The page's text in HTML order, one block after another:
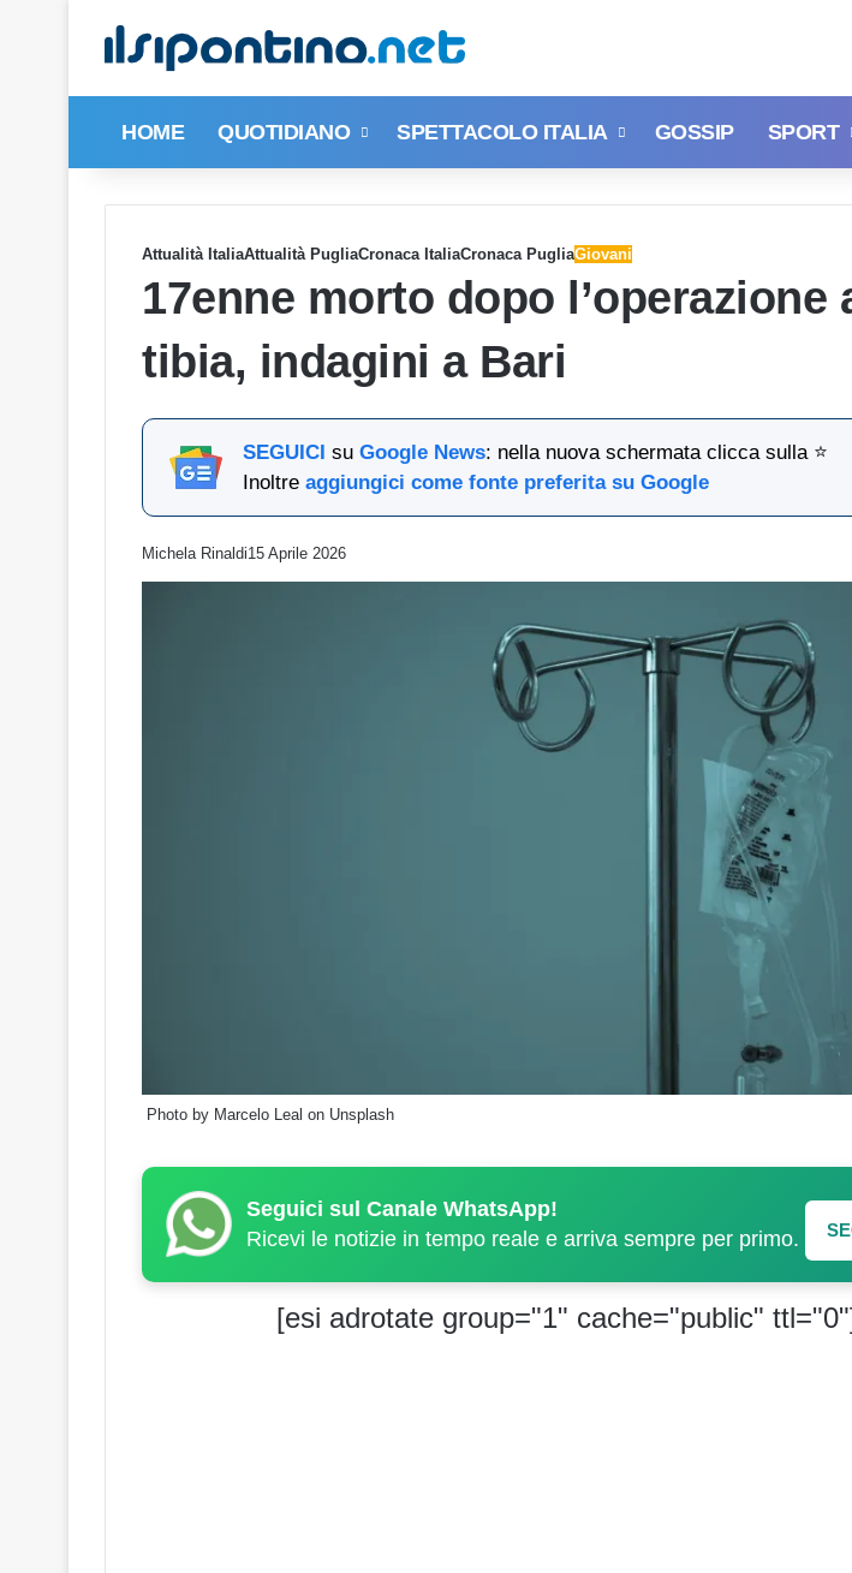
HOME QUOTIDIANO SPETTACOLO ITALIA GOSSIP SPORT
Attualità ItaliaAttualità PugliaCronaca ItaliaCronaca PugliaGiovani
17enne morto dopo l’operazione
tibia, indagini a Bari
SEGUICI su Google News: nella nuova schermata clicca sulla ⭐
Inoltre aggiungici come fonte preferita su Google
Michela Rinaldi15 Aprile 2026
Photo by Marcelo Leal on Unsplash
Seguici sul Canale WhatsApp!
Ricevi le notizie in tempo reale e arriva sempre per primo.
[esi adrotate group="1" cache="public"